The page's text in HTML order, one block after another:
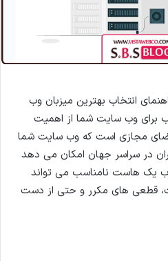
انتخاب بهترین میزبان وب
وب سایت شما از اهمیت
مجازی است که وب سایت شما
در سراسر جهان امکان می دهد
یک هاست نامناسب می تواند
قطعی های مکرر و حتی از دست